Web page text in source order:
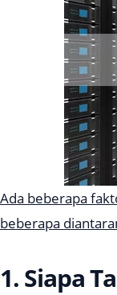
Ada beberapa
beberapa
1. Siapa